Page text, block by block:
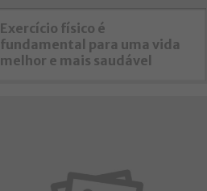
Exercício físico é
fundamental para uma vida
melhor e mais saudável